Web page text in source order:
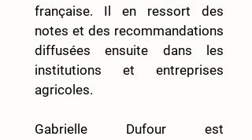
française. Il en ressort des
notes et des recommandations
diffusées ensuite dans les
institutions et entreprises
agricoles.
Gabrielle Dufour est